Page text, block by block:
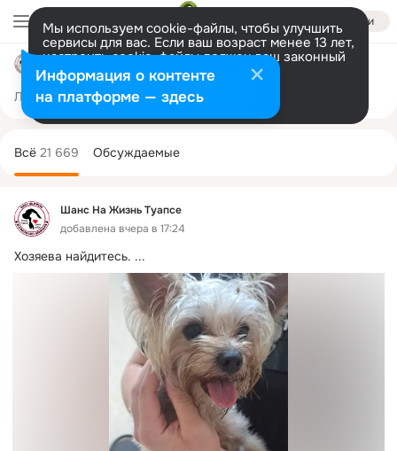
Войти
Мы используем cookie-файлы, чтобы улучшить
сервисы для вас. Если ваш возраст менее 13 лет,
настроить cookie-файлы должен ваш законный
представитель. Больше информации
Разрешить все Настроить
Лента Участники 4.2K Темы 21K
Шанс На Жизнь Туапсе
добавлена вчера в 17:24
Хозяева найдитесь. ...
колонка
Всё 21 669 Обсуждаемые
Информация о контенте
на платформе — здесь